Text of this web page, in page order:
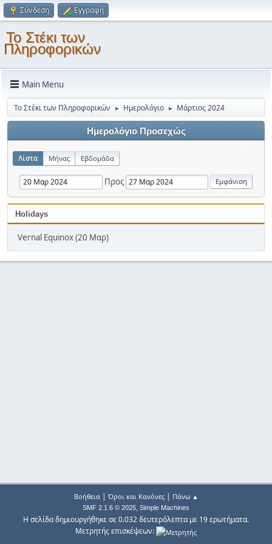
Σύνδεση Εγγραφή
Το Στέκι των
Πληροφορικών
Main Menu
Το Στέκι των Πληροφορικών ► Ημερολόγιο ► Μάρτιος 2024
Ημερολόγιο Προσεχώς
Λίστα Μήνας Εβδομάδα
Προς
Holidays
Vernal Equinox (20 Μαρ)
Βοήθεια| Όροι και Κανόνες| Πάνω ▲
SMF 2.1.6 © 2025, Simple Machines
Η σελίδα δημιουργήθηκε σε 0.032 δευτερόλεπτα με 19 ερωτήματα.
Μετρητής επισκέψεων: